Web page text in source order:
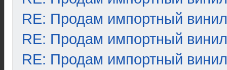
RE: Продам импортный винил
RE: Продам импортный винил
RE: Продам импортный винил